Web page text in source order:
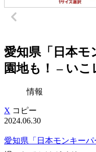
愛知県「日本モ
園地も！ – い
情報
X コピー
2024.06.30
愛知県「日本モンキー